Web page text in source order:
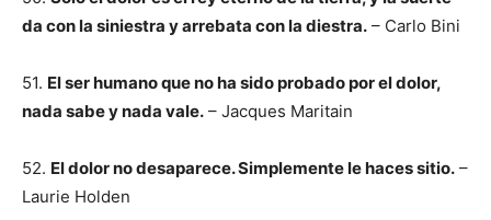
da con la siniestra y arrebata con la diestra. – Carlo Bini
51. El ser humano que no ha sido probado por el dolor,
nada sabe y nada vale. – Jacques Maritain
52. El dolor no desaparece. Simplemente le haces sitio. –
Laurie Holden